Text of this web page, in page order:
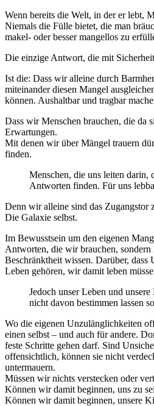
Wenn bereits die Welt, in der er lebt,
Niemals die Fülle bietet, die man
makel- oder besser mangellos zu
Die einzige Antwort, die mit
Ist die: Dass wir alleine durch
miteinander diesen Mangel
können. Aushaltbar und tragbar
Dass wir Menschen brauchen, die da
Erwartungen.
Mit denen wir über Mängel trauern
finden.
Menschen, die uns leiten darin,
Antworten finden. Für uns
Denn wir alleine sind das Zugangstor
Die Galaxie selbst.
Im Bewusstsein um den eigenen
Antworten, die wir brauchen, sondern
Beschränktheit wissen. Darüber,
Leben gehören, wir damit leben
Jedoch unser Leben und
nicht davon bestimmen lassen
Wo die eigenen Unzulänglichkeiten
einen selbst – und auch für andere.
feste Schritte gehen darf. Sind
offensichtlich, können sie nicht
untermauern.
Müssen wir nichts verstecken oder
Können wir damit beginnen, uns zu
Können wir damit beginnen, unsere